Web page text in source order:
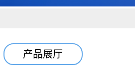
产品展厅